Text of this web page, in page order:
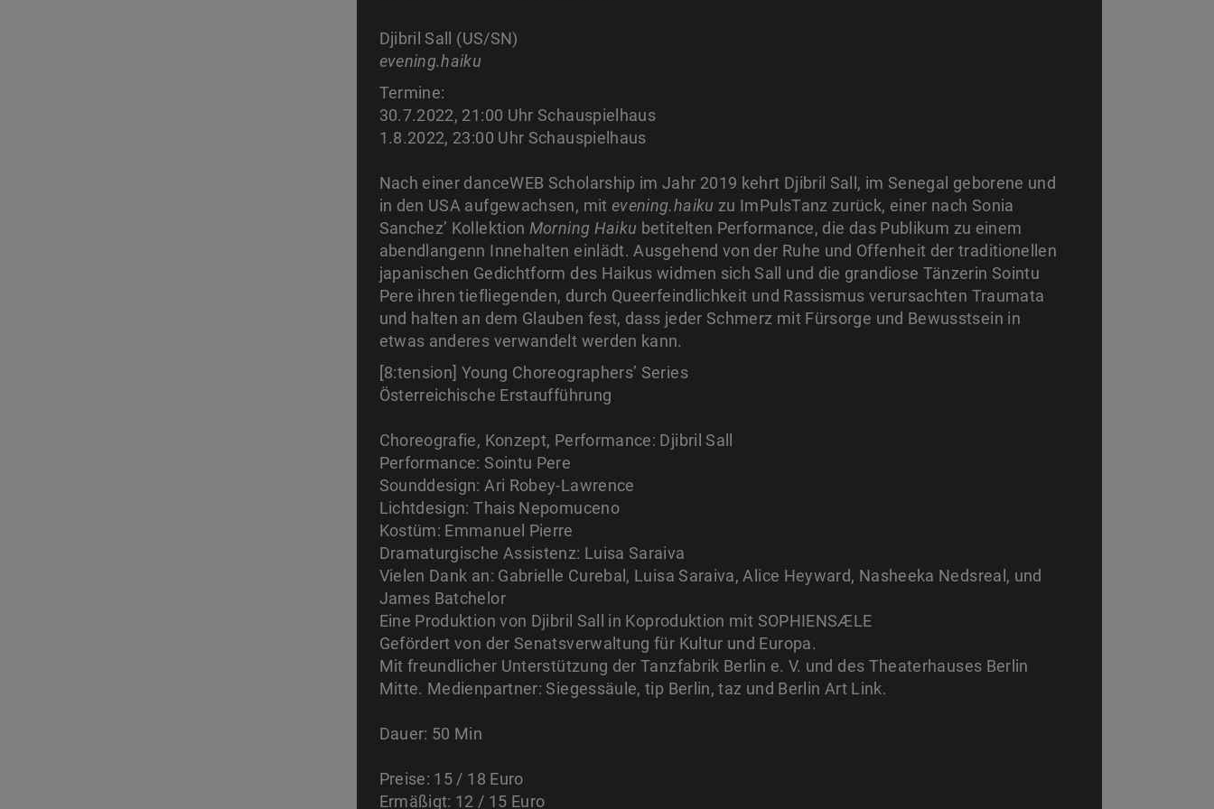
Djibril Sall (US/SN)
evening.haiku
Termine:
30.7.2022, 21:00 Uhr Schauspielhaus
1.8.2022, 23:00 Uhr Schauspielhaus
Nach einer danceWEB Scholarship im Jahr 2019 kehrt Djibril Sall, im Senegal geborene und
in den USA aufgewachsen, mit evening.haiku zu ImPulsTanz zurück, einer nach Sonia
Sanchez’ Kollektion Morning Haiku betitelten Performance, die das Publikum zu einem
abendlangenn Innehalten einlädt. Ausgehend von der Ruhe und Offenheit der traditionellen
japanischen Gedichtform des Haikus widmen sich Sall und die grandiose Tänzerin Sointu
Pere ihren tiefliegenden, durch Queerfeindlichkeit und Rassismus verursachten Traumata
und halten an dem Glauben fest, dass jeder Schmerz mit Fürsorge und Bewusstsein in
etwas anderes verwandelt werden kann.
[8:tension] Young Choreographers’ Series
Österreichische Erstaufführung
Choreografie, Konzept, Performance: Djibril Sall
Performance: Sointu Pere
Sounddesign: Ari Robey-Lawrence
Lichtdesign: Thais Nepomuceno
Kostüm: Emmanuel Pierre
Dramaturgische Assistenz: Luisa Saraiva
Vielen Dank an: Gabrielle Curebal, Luisa Saraiva, Alice Heyward, Nasheeka Nedsreal, und
James Batchelor
Eine Produktion von Djibril Sall in Koproduktion mit SOPHIENSÆLE
Gefördert von der Senatsverwaltung für Kultur und Europa.
Mit freundlicher Unterstützung der Tanzfabrik Berlin e. V. und des Theaterhauses Berlin
Mitte. Medienpartner: Siegessäule, tip Berlin, taz und Berlin Art Link.
Dauer: 50 Min
Preise: 15 / 18 Euro
Ermäßigt: 12 / 15 Euro